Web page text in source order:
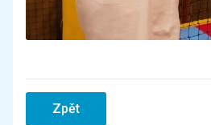
Zpět